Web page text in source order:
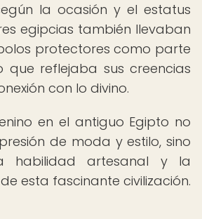
la ocasión y el estatus
egipcias también llevaban
protectores como parte
que reflejaba sus creencias
con lo divino.
en el antiguo Egipto no
de moda y estilo, sino
habilidad artesanal y la
esta fascinante civilización.